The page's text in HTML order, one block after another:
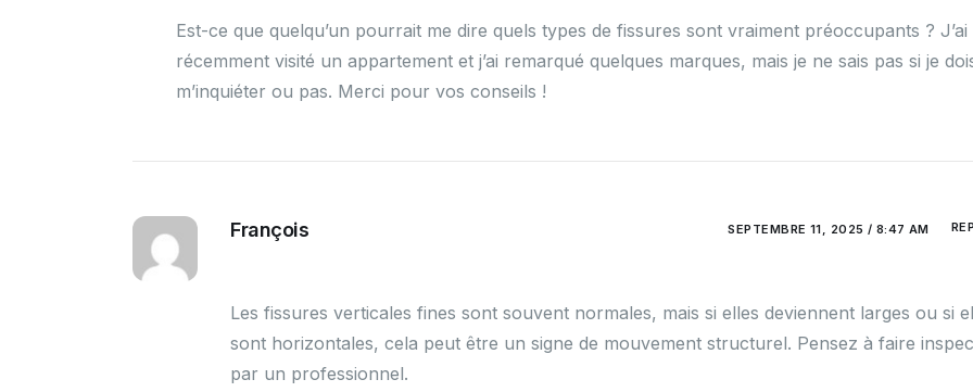
Est-ce que quelqu’un pourrait me dire quels types de fissures sont vraiment préoccupants ? J’ai
récemment visité un appartement et j’ai remarqué quelques marques, mais je ne sais pas si je
m’inquiéter ou pas. Merci pour vos conseils !
François SEPTEMBRE 11, 2025 / 8:47 AM
Les fissures verticales fines sont souvent normales, mais si elles deviennent larges ou si
sont horizontales, cela peut être un signe de mouvement structurel. Pensez à faire
par un professionnel.